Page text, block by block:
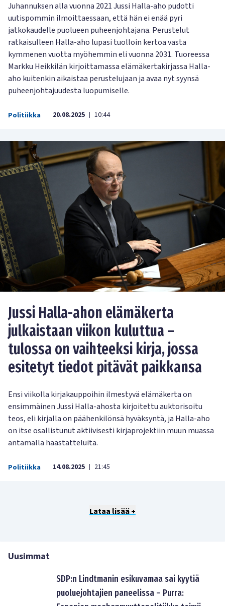
Juhannuksen alla vuonna 2021 Jussi Halla-aho pudotti
uutispommin ilmoittaessaan, että hän ei enää pyri
jatkokaudelle puolueen puheenjohtajana. Perustelut
ratkaisulleen Halla-aho lupasi tuolloin kertoa vasta
kymmenen vuotta myöhemmin eli vuonna 2031. Tuoreessa
Markku Heikkilän kirjoittamassa elämäkertakirjassa Halla-
aho kuitenkin aikaistaa perustelujaan ja avaa nyt syynsä
puheenjohtajuudesta luopumiselle.
Politiikka 20.08.2025 | 10:44
Jussi Halla-ahon elämäkerta
julkaistaan viikon kuluttua –
tulossa on vaihteeksi kirja, jossa
esitetyt tiedot pitävät paikkansa
Ensi viikolla kirjakauppoihin ilmestyvä elämäkerta on
ensimmäinen Jussi Halla-ahosta kirjoitettu auktorisoitu
teos, eli kirjalla on päähenkilönsä hyväksyntä, ja Halla-aho
on itse osallistunut aktiivisesti kirjaprojektiin muun muassa
antamalla haastatteluita.
Politiikka 14.08.2025 | 21:45
Lataa lisää +
Uusimmat
SDP:n Lindtmanin esikuvamaa sai kyytiä
puoluejohtajien paneelissa – Purra: